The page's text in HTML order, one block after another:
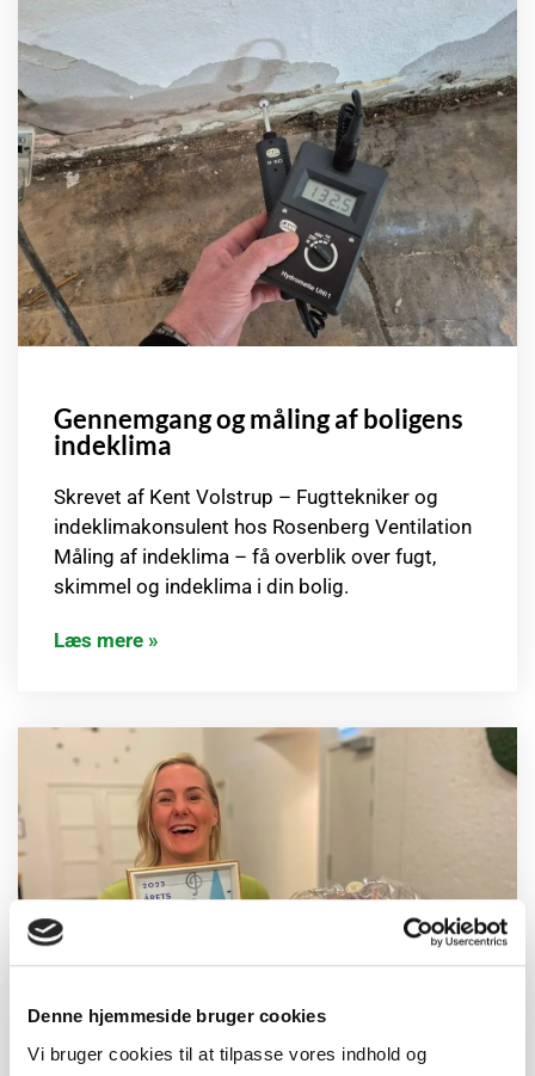
Denne hjemmeside bruger cookies
Vi bruger cookies til at tilpasse vores indhold og
Gennemgang og måling af boligens
indeklima
Skrevet af Kent Volstrup – Fugttekniker og
indeklimakonsulent hos Rosenberg Ventilation
Måling af indeklima – få overblik over fugt,
skimmel og indeklima i din bolig.
Læs mere »